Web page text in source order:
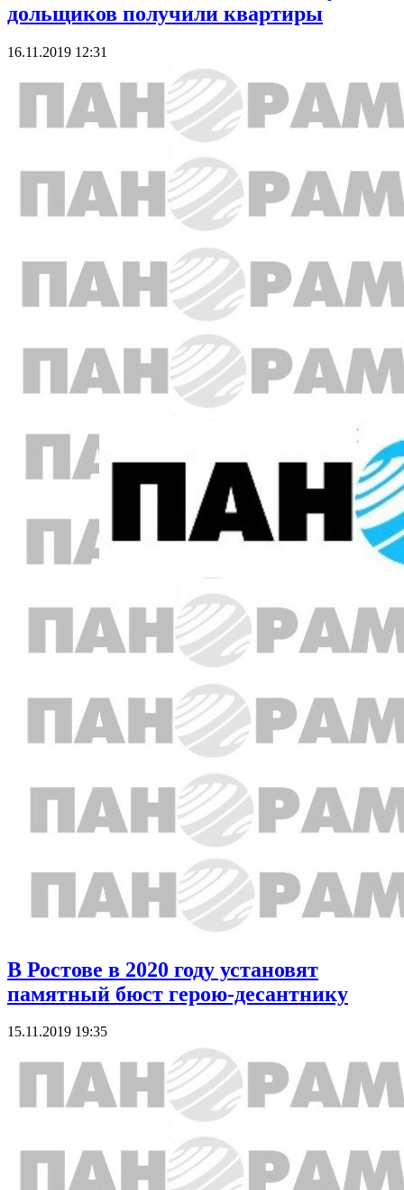
дольщиков получили квартиры
16.11.2019 12:31
В Ростове в 2020 году установят
памятный бюст герою-десантнику
15.11.2019 19:35